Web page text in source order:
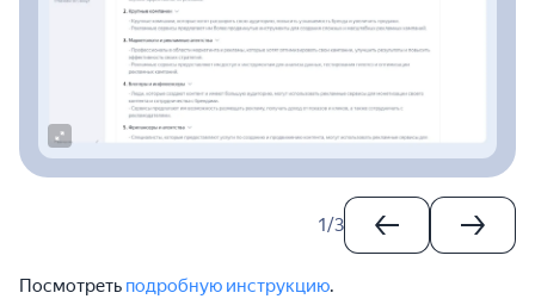
1/3
Посмотреть подробную инструкцию.